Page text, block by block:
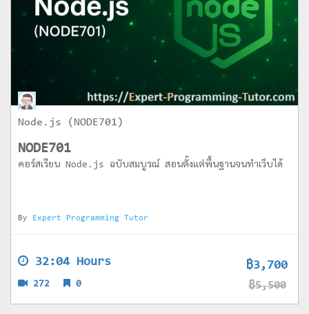
Node.js (NODE701)
NODE701
คอร์สเรียน Node.js ฉบับสมบูรณ์ สอนตั้งแต่พื้นฐานจนทำเว็บได้
By Expert Programming Tutor
32:04 Hours ฿3,700
฿5,500
272 0